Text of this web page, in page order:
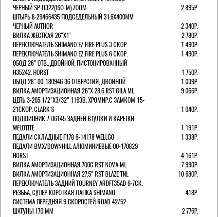
ЧЕРНЫЙ SP-D322(ISO-M) ZOOM
2 895Р.
ШТЫРЬ 8-29466435 ПОДСЕДЕЛЬНЫЙ 31,6X400ММ
ЧЕРНЫЙ AUTHOR
2 340Р.
ВИЛКА ЖЕСТКАЯ 26"Х1"
2 780Р.
ПЕРЕКЛЮЧАТЕЛЬ SHIMANO EZ FIRE PLUS 3 СКОР.
1 490Р.
ПЕРЕКЛЮЧАТЕЛЬ SHIMANO EZ FIRE PLUS 6 СКОР.
1 490Р.
ОБОД 26" ОТВ., ДВОЙНОЙ, ПИСТОНИРОВАННЫЙ
H35242. HORST
1 750Р.
ОБОД 28" 00-180946 36 ОТВЕРСТИЯ, ДВОЙНОЙ
1 039Р.
ВИЛКА АМОРТИЗАЦИОННАЯ 26"Х 28,6 RST GILA ML
9 066Р.
ЦЕПЬ 3-205 1/2"X3/32" 116ЗВ. ХРОМИР.С ЗАМКОМ 15-
21СКОР. CLARK`S
1 040Р.
ПОДШИПНИК 7-06145 ЗАДНЕЙ ВТУЛКИ И КАРЕТКИ
WELDTITE
1 191Р.
ПЕДАЛИ СКЛАДНЫЕ F178 6-14178 WELLGO
1 338Р.
ПЕДАЛИ BMX/DOWNHILL АЛЮМИНИЕВЫЕ 00-170829
HORST
4 161Р.
ВИЛКА АМОРТИЗАЦИОННАЯ 700С RST NOVA ML
7 990Р.
ВИЛКА АМОРТИЗАЦИОННАЯ 27,5" RST BLAZE TNL
10 680Р.
ПЕРЕКЛЮЧАТЕЛЬ ЗАДНИЙ TOURNEY ARDFT35AD 6-7СК.
РЕЗЬБА, СУПЕР КОРОТКАЯ ЛАПКА SHIMANO
418Р.
СИСТЕМА ПЕРЕДНЯЯ 9 СКОРОСТЕЙ ROAD 42/52
ШАТУНЫ 170 ММ
2 776Р.